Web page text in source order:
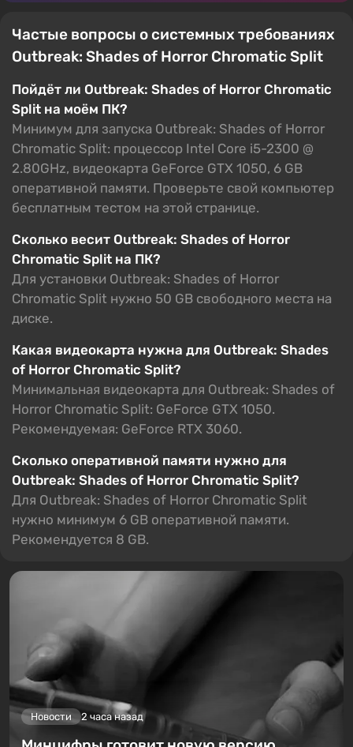
Частые вопросы о системных требованиях
Outbreak: Shades of Horror Chromatic Split
Пойдёт ли Outbreak: Shades of Horror Chromatic
Split на моём ПК?
Минимум для запуска Outbreak: Shades of Horror
Chromatic Split: процессор Intel Core i5-2300 @
2.80GHz, видеокарта GeForce GTX 1050, 6 GB
оперативной памяти. Проверьте свой компьютер
бесплатным тестом на этой странице.
Сколько весит Outbreak: Shades of Horror
Chromatic Split на ПК?
Для установки Outbreak: Shades of Horror
Chromatic Split нужно 50 GB свободного места на
диске.
Какая видеокарта нужна для Outbreak: Shades
of Horror Chromatic Split?
Минимальная видеокарта для Outbreak: Shades of
Horror Chromatic Split: GeForce GTX 1050.
Рекомендуемая: GeForce RTX 3060.
Сколько оперативной памяти нужно для
Outbreak: Shades of Horror Chromatic Split?
Для Outbreak: Shades of Horror Chromatic Split
нужно минимум 6 GB оперативной памяти.
Рекомендуется 8 GB.
Новости 2 часа назад